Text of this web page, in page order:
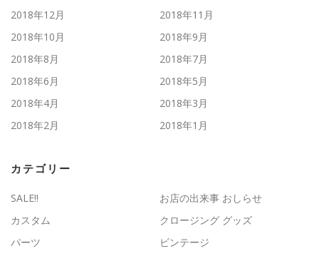
2018年12月
2018年11月
2018年10月
2018年9月
2018年8月
2018年7月
2018年6月
2018年5月
2018年4月
2018年3月
2018年2月
2018年1月
カテゴリー
SALE!!
お店の出来事 おしらせ
カスタム
クロージング グッズ
パーツ
ビンテージ